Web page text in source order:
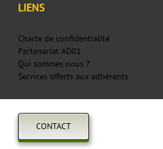
LIENS
Charte de confidentialité
Partenariat AD01
Qui sommes nous ?
Services offerts aux adhérents
CONTACT